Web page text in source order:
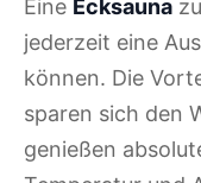
Eine Ecksauna
jederzeit eine
können. Die
sparen sich den
genießen